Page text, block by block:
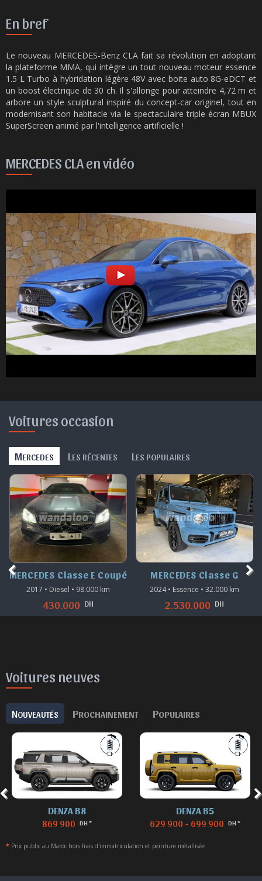
En bref
Le nouveau MERCEDES-Benz CLA fait sa révolution en adoptant
la plateforme MMA, qui intègre un tout nouveau moteur essence
1.5 L Turbo à hybridation légère 48V avec boite auto 8G-eDCT et
un boost électrique de 30 ch. Il s'allonge pour atteindre 4,72 m et
arbore un style sculptural inspiré du concept-car originel, tout en
modernisant son habitacle via le spectaculaire triple écran MBUX
SuperScreen animé par l'intelligence artificielle !
MERCEDES CLA en vidéo
Voitures occasion
MERCEDES L ES RÉCENTES L ES POPULAIRES
MERCEDES Classe G
2024 • Essence • 32.000 km
2.530.000 DH
MERCEDES GLC
2022 • Diesel • 38.000 km
680.000 DH
Voitures neuves
NOUVEAUTÉS PROCHAINEMENT POPULAIRES
DENZA B5
629 900 - 699 900
DENZA Z9GT EV
1 119 000
DH *
* Prix public au Maroc hors frais d'immatriculation et peinture métallisée